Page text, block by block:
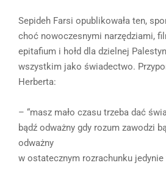
Sepideh Farsi opublikowała ten,
choć nowoczesnymi narzędziami,
epitafium i hołd dla dzielnej
wszystkim jako świadectwo.
Herberta:
– “masz mało czasu trzeba dać
bądź odważny gdy rozum zawodzi
odważny
w ostatecznym rozrachunku